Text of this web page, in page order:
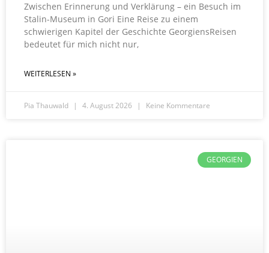
Zwischen Erinnerung und Verklärung – ein Besuch im
Stalin-Museum in Gori Eine Reise zu einem
schwierigen Kapitel der Geschichte GeorgiensReisen
bedeutet für mich nicht nur,
WEITERLESEN »
Pia Thauwald 4. August 2026 Keine Kommentare
GEORGIEN